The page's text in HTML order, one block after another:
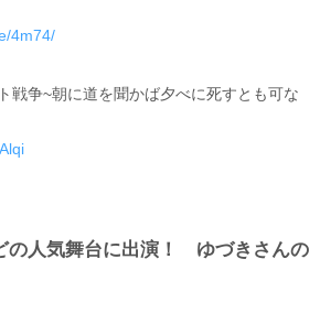
4m74/
戦争~朝に道を聞かば夕べに死すとも可な
の人気舞台に出演！ ゆづきさんの